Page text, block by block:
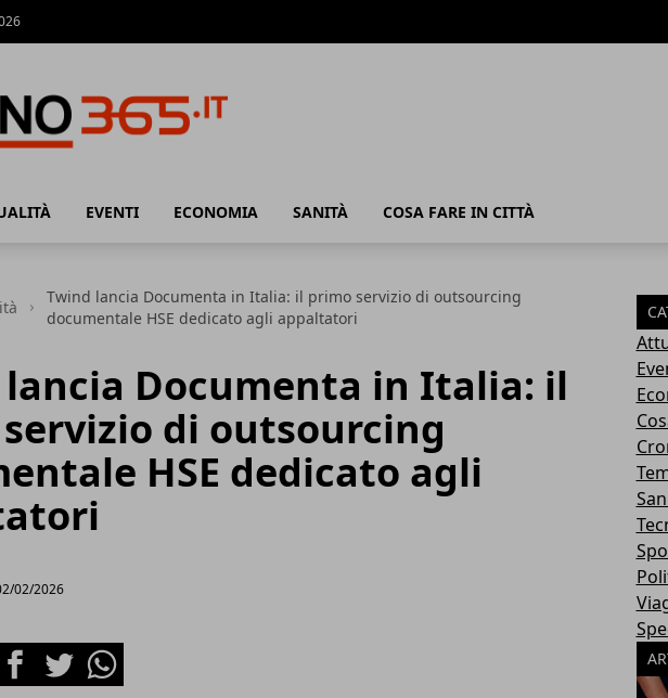
EVENTI ECONOMIA SANITÀ COSA FARE IN CITTÀ
Twind lancia Documenta in Italia: il primo servizio di outsourcing
documentale HSE dedicato agli appaltatori
Documenta in Italia: il
di outsourcing
HSE dedicato agli
02/2026
FacebookTwitterWhatsapp